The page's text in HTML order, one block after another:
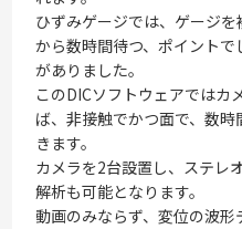
ひずみゲージでは、ゲージ
から数時間待つ、ポイント
がありました。
このDICソフトウェアではカ
ば、非接触でかつ面で、数
きます。
カメラを2台設置し、ステレ
解析も可能となります。
動画のみならず、変位の波